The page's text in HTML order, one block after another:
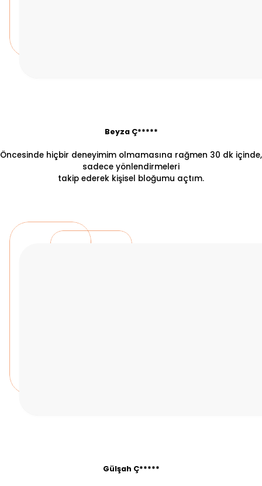
Beyza Ç*****
Öncesinde hiçbir deneyimim olmamasına rağmen 30 dk içinde,
sadece yönlendirmeleri
takip ederek kişisel bloğumu açtım.
Gülşah Ç*****